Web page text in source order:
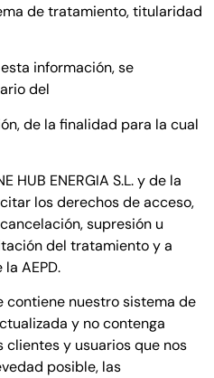
de tratamiento, titularidad
información, se
del
de la finalidad para la cual
HUB ENERGIA S.L. y de la
los derechos de acceso,
supresión u
del tratamiento y a
AEPD.
contiene nuestro sistema de
y no contenga
clientes y usuarios que nos
posible, las